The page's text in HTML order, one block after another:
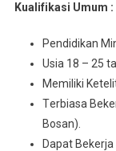
Kuаlіfіkаѕі Umum :
Pеndіdіkаn
Usia 18 – 25
Mеmіlіkі
Tеrbіаѕа
Bosan).
Dараt Bеkеrjа